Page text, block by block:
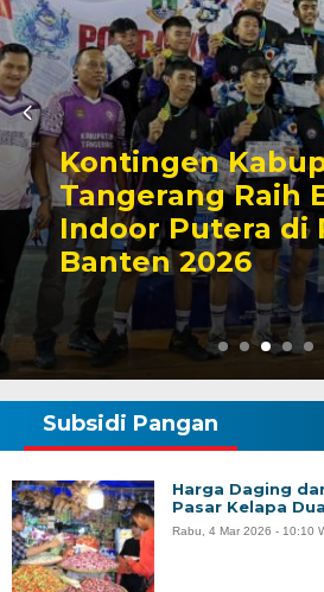
Kontingen
Tangerang Raih
Indoor Putera di
Banten 2026
Subsidi Pangan
Harga Daging
Pasar Kelapa
Rabu, 4 Mar 2026 - 10:10